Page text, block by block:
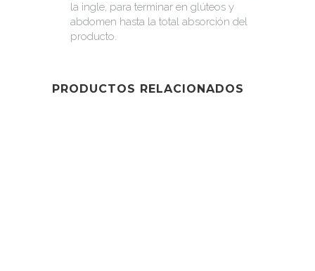
la ingle, para terminar en glúteos y
abdomen hasta la total absorción del
producto.
PRODUCTOS RELACIONADOS